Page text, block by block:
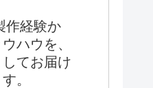
作経験か
ハウを、
てお届け
。